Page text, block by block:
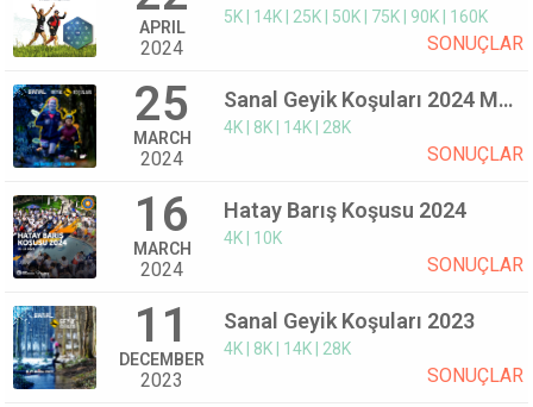
APRIL
2024
5K | 14K | 25K | 50K | 75K | 90K | 160K
SONUÇLAR
25
MARCH
2024
Sanal Geyik Koşuları 2024 Mart
4K | 8K | 14K | 28K
SONUÇLAR
16
MARCH
2024
Hatay Barış Koşusu 2024
4K | 10K
SONUÇLAR
11
DECEMBER
2023
Sanal Geyik Koşuları 2023
4K | 8K | 14K | 28K
SONUÇLAR